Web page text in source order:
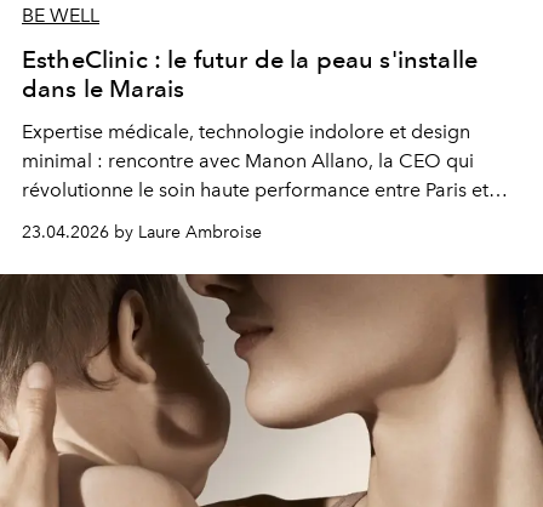
BE WELL
EstheClinic : le futur de la peau s'installe
dans le Marais
Expertise médicale, technologie indolore et design
minimal : rencontre avec Manon Allano, la CEO qui
révolutionne le soin haute performance entre Paris et
Singapour.
23.04.2026 by Laure Ambroise